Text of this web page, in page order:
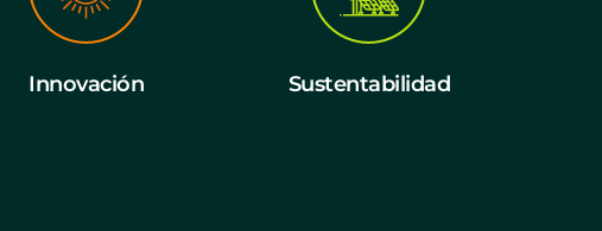
Innovación Sustentabilidad